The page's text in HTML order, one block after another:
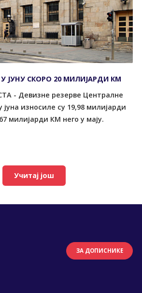
У ЈУНУ СКОРО 20 МИЛИЈАРДИ КМ
- Девизне резерве Централне
јуна износиле су 19,98 милијарди
милијарди КМ него у мају.
Учитај још
ЗА ДОПИСНИКЕ